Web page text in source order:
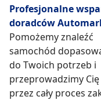
Profesjonalne
doradców
Pomożemy znaleźć
samochód
do Twoich potrzeb i
przeprowadzimy Cię
przez cały proces